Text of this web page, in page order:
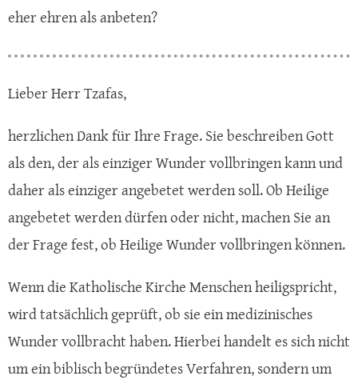
eher ehren als anbeten?
Lieber Herr Tzafas,
herzlichen Dank für Ihre Frage. Sie beschreiben Gott
als den, der als einziger Wunder vollbringen kann und
daher als einziger angebetet werden soll. Ob Heilige
angebetet werden dürfen oder nicht, machen Sie an
der Frage fest, ob Heilige Wunder vollbringen können.
Wenn die Katholische Kirche Menschen heiligspricht,
wird tatsächlich geprüft, ob sie ein medizinisches
Wunder vollbracht haben. Hierbei handelt es sich nicht
um ein biblisch begründetes Verfahren, sondern um